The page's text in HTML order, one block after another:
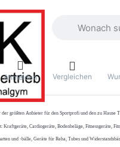
Anmelden Vergleichen
der größten Anbieter für den Sportprofi und den zu Hause
Kraftgeräte, Cardiogeräte, Bodenbeläge, Fitnessgeräte,
und -bälle, Geräte für Reha, Tubes und